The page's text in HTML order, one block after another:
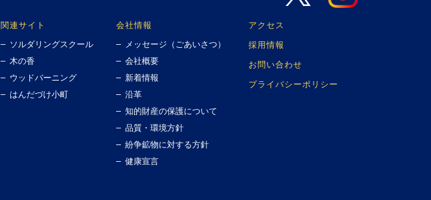
関連サイト
ソルダリングスクール
木の香
ウッドバーニング
はんだづけ小町
会社情報
メッセージ（ごあいさつ）
会社概要
新着情報
沿革
知的財産の保護について
品質・環境方針
紛争鉱物に対する方針
健康宣言
アクセス
採用情報
お問い合わせ
プライバシーポリシー